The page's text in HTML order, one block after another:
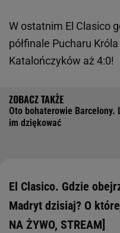
W ostatnim El Clasico
półfinale Pucharu
Katalończyków aż 4:0!
Oto bohaterowie Barcelony.
im dziękować
El Clasico. Gdzie
Madryt dzisiaj? O
NA ŻYWO, STREAM]